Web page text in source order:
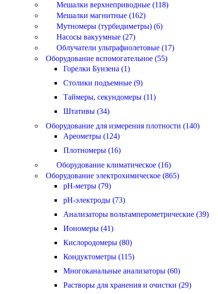
Мешалки верхнеприводные (118)
Мешалки магнитные (162)
Мутномеры (турбидиметры) (6)
Насосы вакуумные (27)
Облучатели ультрафиолетовые (17)
Оборудование вспомогательное (55)
Горелки Бунзена (1)
Столики подъемные (9)
Таймеры, секундомеры (11)
Штативы (34)
Оборудование для измерения плотности (140)
Ареометры (124)
Плотномеры (16)
Оборудование климатическое (16)
Оборудование электрохимическое (865)
pH-метры (79)
pH-электроды (73)
Анализаторы вольтамперометрические (39)
Иономеры (41)
Кислородомеры (80)
Кондуктометры (115)
Многоканальные анализаторы (60)
Растворы для хранения и очистки (29)